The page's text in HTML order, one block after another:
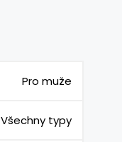
Pro muže
Všechny typy